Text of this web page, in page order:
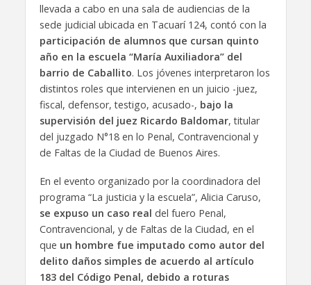
llevada a cabo en una sala de audiencias de la
sede judicial ubicada en Tacuarí 124, contó con la
participación de alumnos que cursan quinto
año en la escuela “María Auxiliadora” del
barrio de Caballito. Los jóvenes interpretaron los
distintos roles que intervienen en un juicio -juez,
fiscal, defensor, testigo, acusado-, bajo la
supervisión del juez Ricardo Baldomar, titular
del juzgado N°18 en lo Penal, Contravencional y
de Faltas de la Ciudad de Buenos Aires.
En el evento organizado por la coordinadora del
programa “La justicia y la escuela”, Alicia Caruso,
se expuso un caso real del fuero Penal,
Contravencional, y de Faltas de la Ciudad, en el
que un hombre fue imputado como autor del
delito daños simples de acuerdo al artículo
183 del Código Penal, debido a roturas